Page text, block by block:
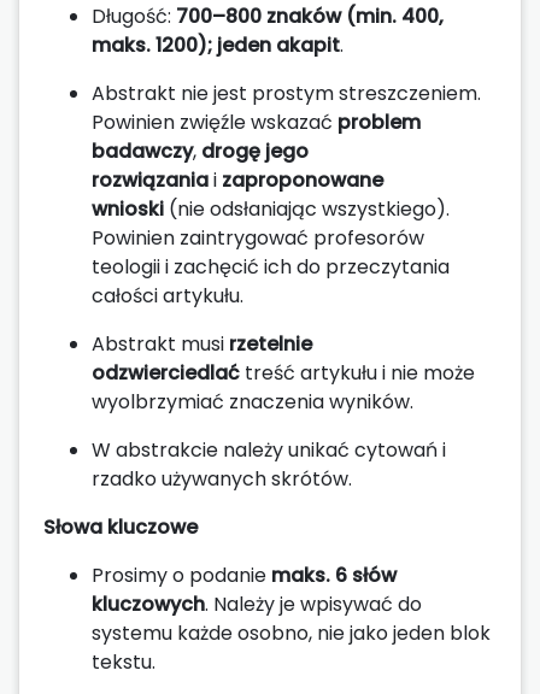
Długość: 700–800 znaków (min. 400,
maks. 1200); jeden akapit.
Abstrakt nie jest prostym streszczeniem.
Powinien zwięźle wskazać problem
badawczy, drogę jego
rozwiązaniai zaproponowane
wnioski (nie odsłaniając wszystkiego).
Powinien zaintrygować profesorów
teologii i zachęcić ich do przeczytania
całości artykułu.
Abstrakt musi rzetelnie
odzwierciedlać treść artykułu i nie może
wyolbrzymiać znaczenia wyników.
W abstrakcie należy unikać cytowań i
rzadko używanych skrótów.
Słowa kluczowe
Prosimy o podanie maks. 6 słów
kluczowych. Należy je wpisywać do
systemu każde osobno, nie jako jeden blok
tekstu.